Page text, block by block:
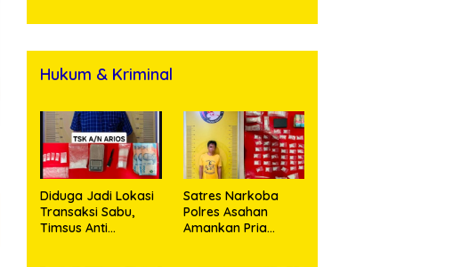
Hukum & Kriminal
Diduga Jadi Lokasi
Transaksi Sabu,
Timsus Anti
Satres Narkoba
Polres Asahan
Amankan Pria